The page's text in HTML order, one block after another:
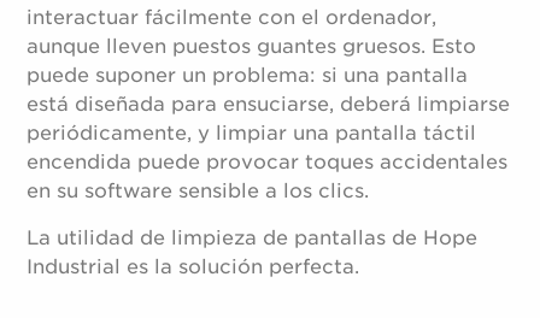
interactuar fácilmente con el ordenador,
aunque lleven puestos guantes gruesos. Esto
puede suponer un problema: si una pantalla
está diseñada para ensuciarse, deberá limpiarse
periódicamente, y limpiar una pantalla táctil
encendida puede provocar toques accidentales
en su software sensible a los clics.
La utilidad de limpieza de pantallas de Hope
Industrial es la solución perfecta.